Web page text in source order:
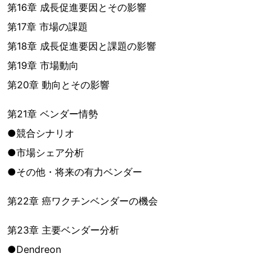
第16章 成長促進要因とその影響
第17章 市場の課題
第18章 成長促進要因と課題の影響
第19章 市場動向
第20章 動向とその影響
第21章 ベンダー情勢
●競合シナリオ
●市場シェア分析
●その他・将来の有力ベンダー
第22章 癌ワクチンベンダーの機会
第23章 主要ベンダー分析
●Dendreon